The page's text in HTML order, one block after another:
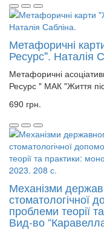
Метафоричні
Ресурс". Наталія
Метафоричні
Ресурс " МАК "Життя
690 грн.
Механізми
стоматологічної
проблеми теорії
Вид-во